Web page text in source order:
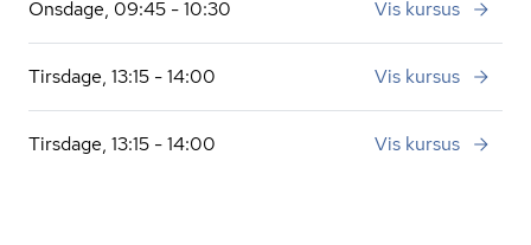
Onsdage, 09:45 - 10:30 Vis kursus
Tirsdage, 13:15 - 14:00 Vis kursus
Tirsdage, 13:15 - 14:00 Vis kursus